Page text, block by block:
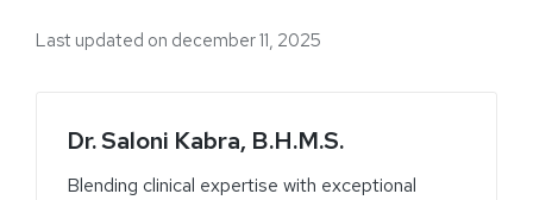
Last updated on december 11, 2025
Dr. Saloni Kabra, B.H.M.S.
Blending clinical expertise with exceptional